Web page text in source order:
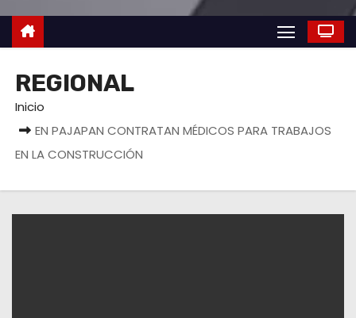
REGIONAL
Inicio
EN PAJAPAN CONTRATAN MÉDICOS PARA TRABAJOS
EN LA CONSTRUCCIÓN